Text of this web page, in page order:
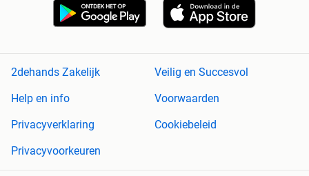
2dehands Zakelijk
Veilig en Succesvol
Help en info
Voorwaarden
Privacyverklaring
Cookiebeleid
Privacyvoorkeuren